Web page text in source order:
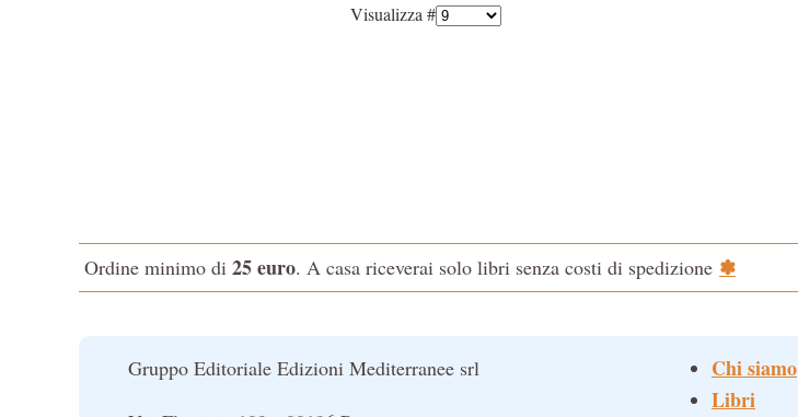
Visualizza #
Ordine minimo di 25 euro. A casa riceverai solo libri senza costi di spedizione ✽
Gruppo Editoriale Edizioni Mediterranee srl
Chi siamo
Libri